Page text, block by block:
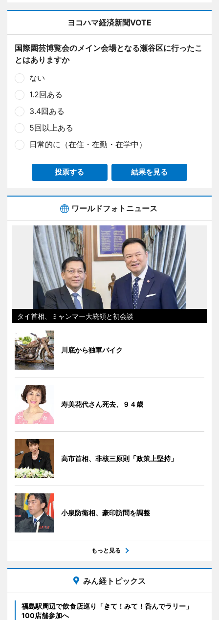
ヨコハマ経済新聞VOTE
国際園芸博覧会のメイン会場となる瀬谷区に行ったこ
とはありますか
ない
1.2回ある
3.4回ある
5回以上ある
日常的に（在住・在勤・在学中）
投票する 結果を見る
ワールドフォトニュース
タイ首相、ミャンマー大統領と初会談
川底から独軍バイク
寿美花代さん死去、９４歳
高市首相、非核三原則「政策上堅持」
小泉防衛相、豪印訪問を調整
もっと見る
みん経トピックス
福島駅周辺で飲食店巡り「きて！みて！呑んでラリー」
100店舗参加へ